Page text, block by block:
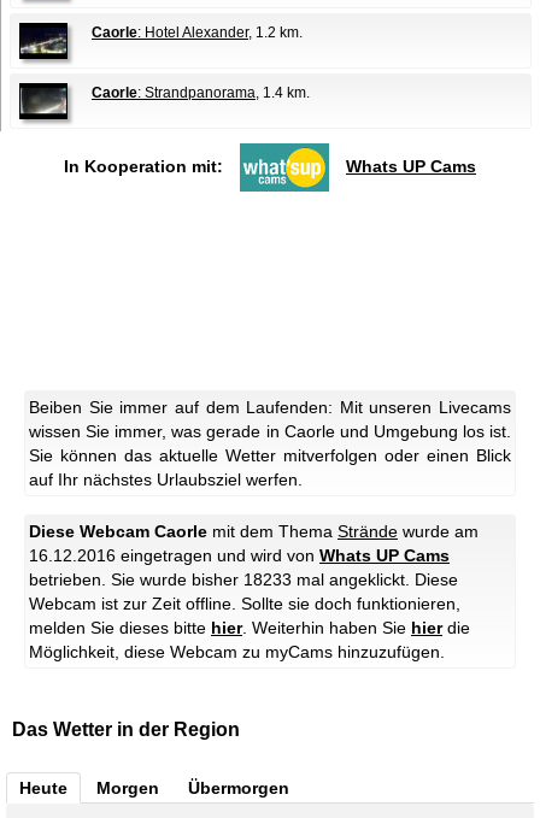
Caorle: Hotel Alexander, 1.2 km.
Caorle: Strandpanorama, 1.4 km.
In Kooperation mit: Whats UP Cams
Beiben Sie immer auf dem Laufenden: Mit unseren Livecams
wissen Sie immer, was gerade in Caorle und Umgebung los ist.
Sie können das aktuelle Wetter mitverfolgen oder einen Blick
auf Ihr nächstes Urlaubsziel werfen.
Diese Webcam Caorle mit dem Thema Strände wurde am
16.12.2016 eingetragen und wird von Whats UP Cams
betrieben. Sie wurde bisher 18233 mal angeklickt. Diese
Webcam ist zur Zeit offline. Sollte sie doch funktionieren,
melden Sie dieses bitte hier. Weiterhin haben Sie hierdie
Möglichkeit, diese Webcam zu myCams hinzuzufügen.
Das Wetter in der Region
Heute Morgen Übermorgen